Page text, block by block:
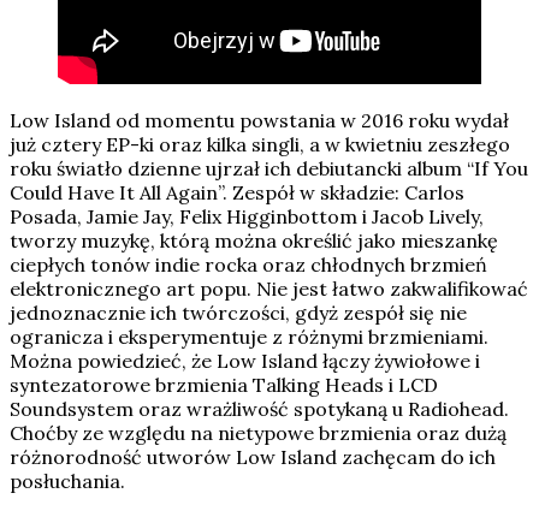
Low Island od momentu powstania w 2016 roku wydał
już cztery EP-ki oraz kilka singli, a w kwietniu zeszłego
roku światło dzienne ujrzał ich debiutancki album “If You
Could Have It All Again”. Zespół w składzie: Carlos
Posada, Jamie Jay, Felix Higginbottom i Jacob Lively,
tworzy muzykę, którą można określić jako mieszankę
ciepłych tonów indie rocka oraz chłodnych brzmień
elektronicznego art popu. Nie jest łatwo zakwalifikować
jednoznacznie ich twórczości, gdyż zespół się nie
ogranicza i eksperymentuje z różnymi brzmieniami.
Można powiedzieć, że Low Island łączy żywiołowe i
syntezatorowe brzmienia Talking Heads i LCD
Soundsystem oraz wrażliwość spotykaną u Radiohead.
Choćby ze względu na nietypowe brzmienia oraz dużą
różnorodność utworów Low Island zachęcam do ich
posłuchania.